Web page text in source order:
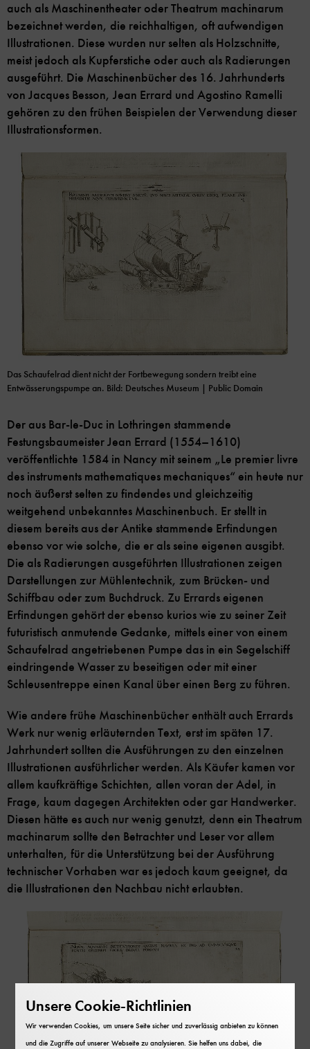
Das Schaufelrad dient nicht der Fortbewegung sondern treibt eine
Entwässerungspumpe an. Bild: Deutsches Museum | Public Domain
auch als Maschinentheater oder Theatrum machinarum
bezeichnet werden, die reichhaltigen, oft aufwendigen
Illustrationen. Diese wurden nur selten als Holzschnitte,
meist jedoch als Kupferstiche oder auch als Radierungen
ausgeführt. Die Maschinenbücher des 16. Jahrhunderts
von Jacques Besson, Jean Errard und Agostino Ramelli
gehören zu den frühen Beispielen der Verwendung dieser
Illustrationsformen.
Der aus Bar-le-Duc in Lothringen stammende
Festungsbaumeister Jean Errard (1554–1610)
veröffentlichte 1584 in Nancy mit seinem „Le premier livre
des instruments mathematiques mechaniques“ ein heute nur
noch äußerst selten zu findendes und gleichzeitig
weitgehend unbekanntes Maschinenbuch. Er stellt in
diesem bereits aus der Antike stammende Erfindungen
ebenso vor wie solche, die er als seine eigenen ausgibt.
Die als Radierungen ausgeführten Illustrationen zeigen
Darstellungen zur Mühlentechnik, zum Brücken- und
Schiffbau oder zum Buchdruck. Zu Errards eigenen
Erfindungen gehört der ebenso kurios wie zu seiner Zeit
futuristisch anmutende Gedanke, mittels einer von einem
Schaufelrad angetriebenen Pumpe das in ein Segelschiff
eindringende Wasser zu beseitigen oder mit einer
Schleusentreppe einen Kanal über einen Berg zu führen.
Wie andere frühe Maschinenbücher enthält auch Errards
Werk nur wenig erläuternden Text, erst im späten 17.
Jahrhundert sollten die Ausführungen zu den einzelnen
Illustrationen ausführlicher werden. Als Käufer kamen vor
allem kaufkräftige Schichten, allen voran der Adel, in
Frage, kaum dagegen Architekten oder gar Handwerker.
Diesen hätte es auch nur wenig genutzt, denn ein Theatrum
machinarum sollte den Betrachter und Leser vor allem
unterhalten, für die Unterstützung bei der Ausführung
technischer Vorhaben war es jedoch kaum geeignet, da
die Illustrationen den Nachbau nicht erlaubten.
Unsere Cookie-Richtlinien
Wir verwenden Cookies, um unsere Seite sicher und zuverlässig anbieten zu können
und die Zugriffe auf unserer Webseite zu analysieren. Sie helfen uns dabei, die